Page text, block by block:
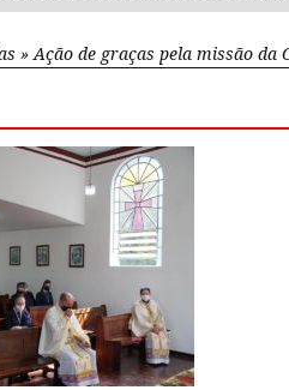
» Ação de graças pela missão da